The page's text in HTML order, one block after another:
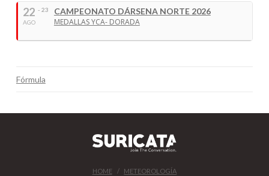
22
AGO
- 23
CAMPEONATO DÁRSENA NORTE 2026
MEDALLAS YCA- DORADA
Fórmula
HOME METEOROLOGÍA